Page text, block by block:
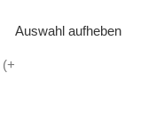
Auswahl aufheben
(+